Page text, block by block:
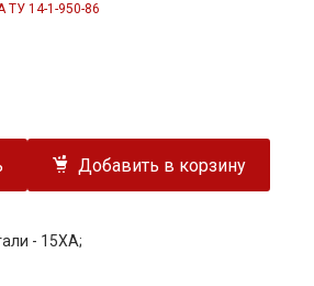
ТУ 14-1-950-86
Добавить в корзину
- 15ХА;